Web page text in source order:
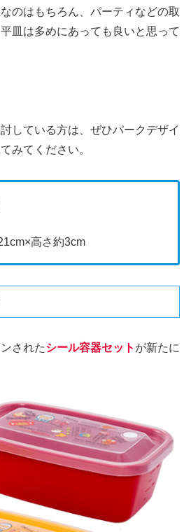
のはもちろん、パーティなどの取
皿は多めにあっても良いと思って
している方は、ぜひパークデザイ
みてください。
高さ約3cm
されたシール容器セット が新たに